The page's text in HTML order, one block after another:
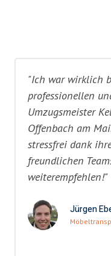
"Ich war wirklich
professionellen
Umzugsmeister
Offenbach am
stressfrei dank
freundlichen
weiterempfehlen!"
Jürgen